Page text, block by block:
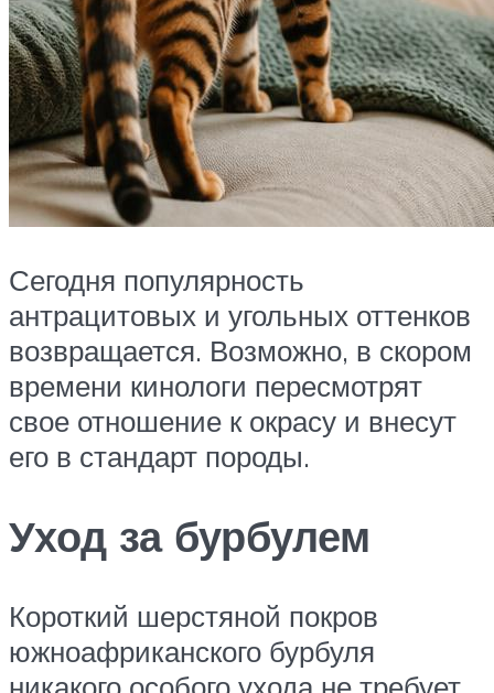
Сегодня популярность
антрацитовых и угольных оттенков
возвращается. Возможно, в скором
времени кинологи пересмотрят
свое отношение к окрасу и внесут
его в стандарт породы.
Уход за бурбулем
Короткий шерстяной покров
южноафриканского бурбуля